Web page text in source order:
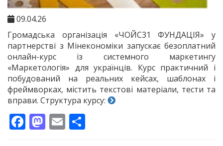
09.04.26
Громадська організація «ЧОЙС31 ФУНДАЦІЯ» у
партнерстві з Мінекономіки запускає безоплатний
онлайн-курс із системного маркетингу
«Маркетологія» для українців. Курс практичний і
побудований на реальних кейсах, шаблонах і
фреймворках, містить текстові матеріали, тести та
вправи. Структура курсу:
Facebook
Mastodon
Email